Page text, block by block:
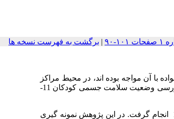
| برگشت به فهرست نسخه ها
با آن مواجه بوده اند، در محیط مراکز
نیز در معرض مشکلات رفتاری و بهداشتی فراوانی قرار می گیرند.به همین منظور مطالعه ای با هدف بررسی وضعیت سلامت جسمی کودکان 11-
: این پژوهش مطالعه ای مقطعی بود که برروی 105 کودک (57 پسر و 48 دختر)درسال1385 انجام گرفت. در این پژوهش نمونه گیری